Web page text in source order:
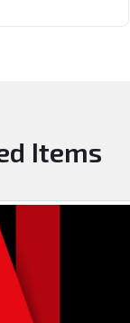
Items